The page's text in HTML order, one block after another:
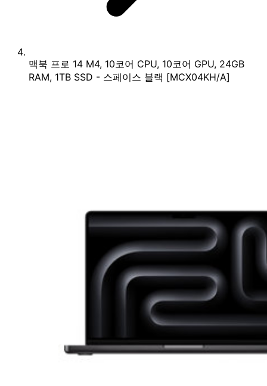
맥북 프로 14 M4, 10코어 CPU, 10코어 GPU, 24GB
RAM, 1TB SSD - 스페이스 블랙 [MCX04KH/A]